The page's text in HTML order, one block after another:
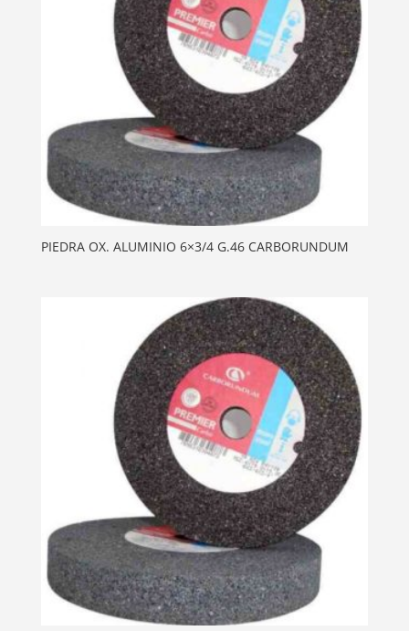
PIEDRA OX. ALUMINIO 6×3/4 G.46 CARBORUNDUM